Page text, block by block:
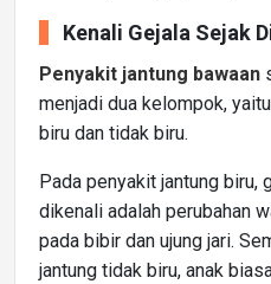
Kenali Gejala Sejak
Penyakit jantung bawaan
menjadi dua kelompok,
biru dan tidak biru.
Pada penyakit jantung biru,
dikenali adalah perubahan
pada bibir dan ujung jari.
jantung tidak biru, anak